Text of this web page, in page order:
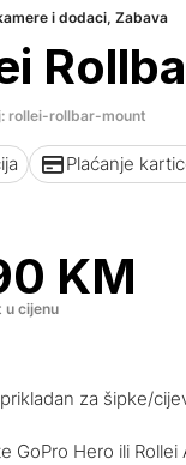
i dodaci,Zabava
rollei-rollbar-mount
Plaćanje
KM
u cijenu
za šipke/
GoPro Hero ili